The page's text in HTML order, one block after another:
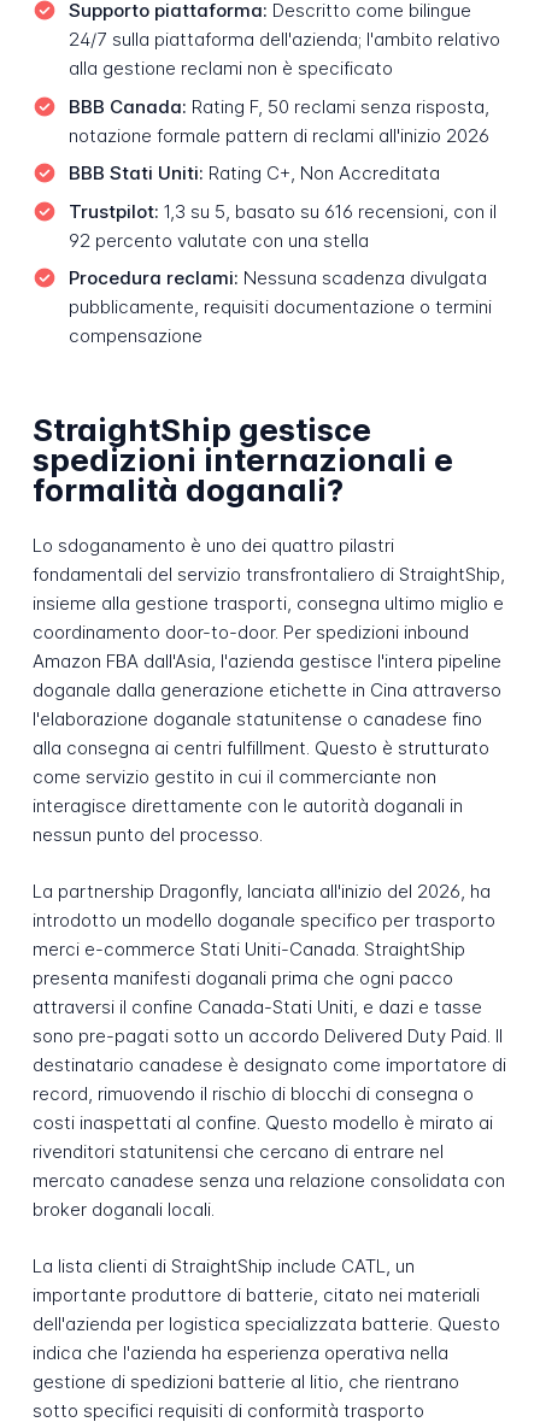
Supporto piattaforma: Descritto come bilingue
24/7 sulla piattaforma dell'azienda; l'ambito relativo
alla gestione reclami non è specificato
BBB Canada: Rating F, 50 reclami senza risposta,
notazione formale pattern di reclami all'inizio 2026
BBB Stati Uniti: Rating C+, Non Accreditata
Trustpilot: 1,3 su 5, basato su 616 recensioni, con il
92 percento valutate con una stella
Procedura reclami: Nessuna scadenza divulgata
pubblicamente, requisiti documentazione o termini
compensazione
StraightShip gestisce
spedizioni internazionali e
formalità doganali?
Lo sdoganamento è uno dei quattro pilastri
fondamentali del servizio transfrontaliero di StraightShip,
insieme alla gestione trasporti, consegna ultimo miglio e
coordinamento door-to-door. Per spedizioni inbound
Amazon FBA dall'Asia, l'azienda gestisce l'intera pipeline
doganale dalla generazione etichette in Cina attraverso
l'elaborazione doganale statunitense o canadese fino
alla consegna ai centri fulfillment. Questo è strutturato
come servizio gestito in cui il commerciante non
interagisce direttamente con le autorità doganali in
nessun punto del processo.
La partnership Dragonfly, lanciata all'inizio del 2026, ha
introdotto un modello doganale specifico per trasporto
merci e-commerce Stati Uniti-Canada. StraightShip
presenta manifesti doganali prima che ogni pacco
attraversi il confine Canada-Stati Uniti, e dazi e tasse
sono pre-pagati sotto un accordo Delivered Duty Paid. Il
destinatario canadese è designato come importatore di
record, rimuovendo il rischio di blocchi di consegna o
costi inaspettati al confine. Questo modello è mirato ai
rivenditori statunitensi che cercano di entrare nel
mercato canadese senza una relazione consolidata con
broker doganali locali.
La lista clienti di StraightShip include CATL, un
importante produttore di batterie, citato nei materiali
dell'azienda per logistica specializzata batterie. Questo
indica che l'azienda ha esperienza operativa nella
gestione di spedizioni batterie al litio, che rientrano
sotto specifici requisiti di conformità trasporto